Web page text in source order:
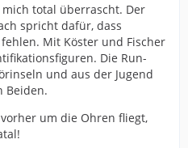
total überrascht. Der
spricht dafür, dass
Mit Köster und Fischer
Die Run-
und aus der Jugend
Beiden.
um die Ohren fliegt,